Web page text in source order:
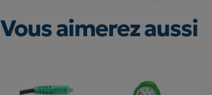
Vous aimerez aussi